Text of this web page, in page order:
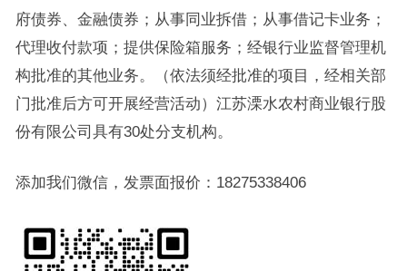
府债券、金融债券；从事同业拆借；从事借记卡业务；
代理收付款项；提供保险箱服务；经银行业监督管理机
构批准的其他业务。（依法须经批准的项目，经相关部
门批准后方可开展经营活动）江苏溧水农村商业银行股
份有限公司具有30处分支机构。
添加我们微信，发票面报价：18275338406